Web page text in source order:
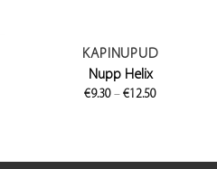
KAPINUPUD
Nupp Helix
€9.30 – €12.50Price